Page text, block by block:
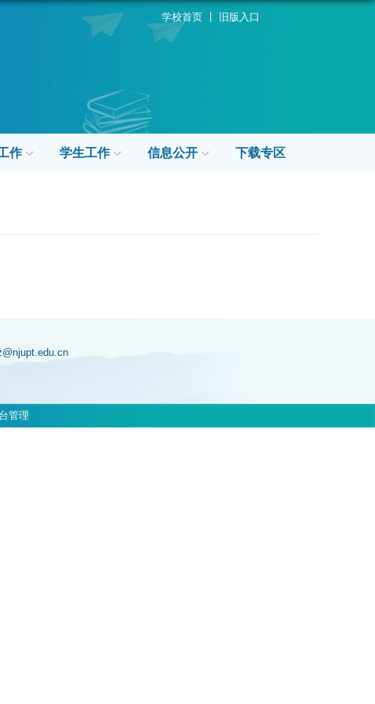
学校首页 旧版入口
作 学生工作 信息公开 下载专区
理